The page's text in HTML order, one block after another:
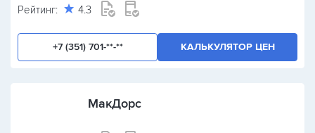
Рейтинг: 4.3
+7 (351) 701-**-** КАЛЬКУЛЯТОР ЦЕН
МакДорс